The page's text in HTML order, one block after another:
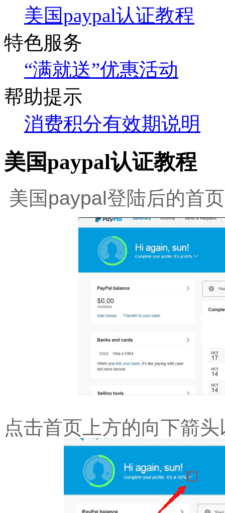
美国paypal认证教程
特色服务
“满就送”优惠活动
帮助提示
消费积分有效期说明
美国paypal认证教程
美国paypal登陆后的首页
点击首页上方的向下箭